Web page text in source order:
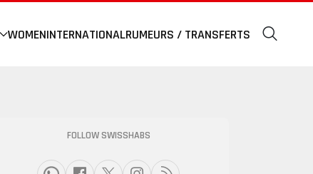
WOMENINTERNATIONALRUMEURS / TRANSFERTS
FOLLOW SWISSHABS